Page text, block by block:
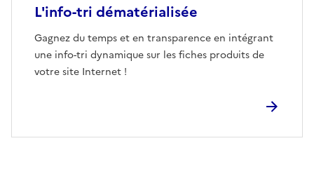
L'info-tri dématérialisée
Gagnez du temps et en transparence en intégrant
une info-tri dynamique sur les fiches produits de
votre site Internet !